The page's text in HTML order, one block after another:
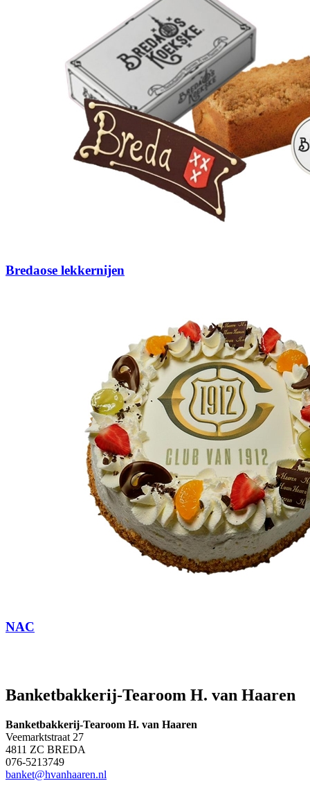
Bredaose lekkernijen
NAC
Banketbakkerij-Tearoom H. van Haaren
Banketbakkerij-Tearoom H. van Haaren
Veemarktstraat 27
4811 ZC BREDA
076-5213749
banket@hvanhaaren.nl